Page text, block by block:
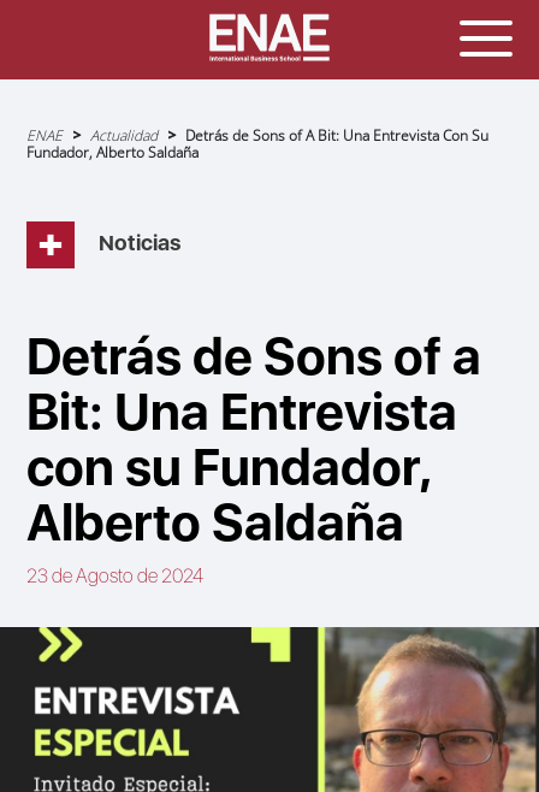
Sobrescribir
enlaces
de
navegación
ENAE Actualidad
Detrás de Sons of A Bit: Una Entrevista Con Su
Fundador, Alberto Saldaña
Noticias
Detrás de Sons of a
Bit: Una Entrevista
con su Fundador,
Alberto Saldaña
23 de Agosto de 2024